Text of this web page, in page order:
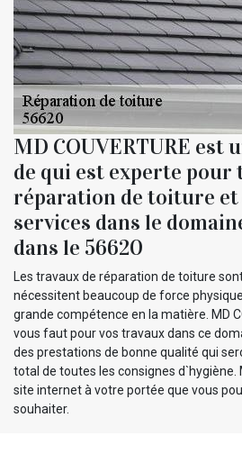
MD COUVERTURE est
de qui est experte pour
réparation de toiture et
services dans le
dans le 56620
Les travaux de réparation de toiture
nécessitent beaucoup de force
grande compétence en la matière. MD
vous faut pour vos travaux dans ce
des prestations de bonne qualité qui
total de toutes les consignes d`hygiène.
site internet à votre portée que vous
souhaiter.